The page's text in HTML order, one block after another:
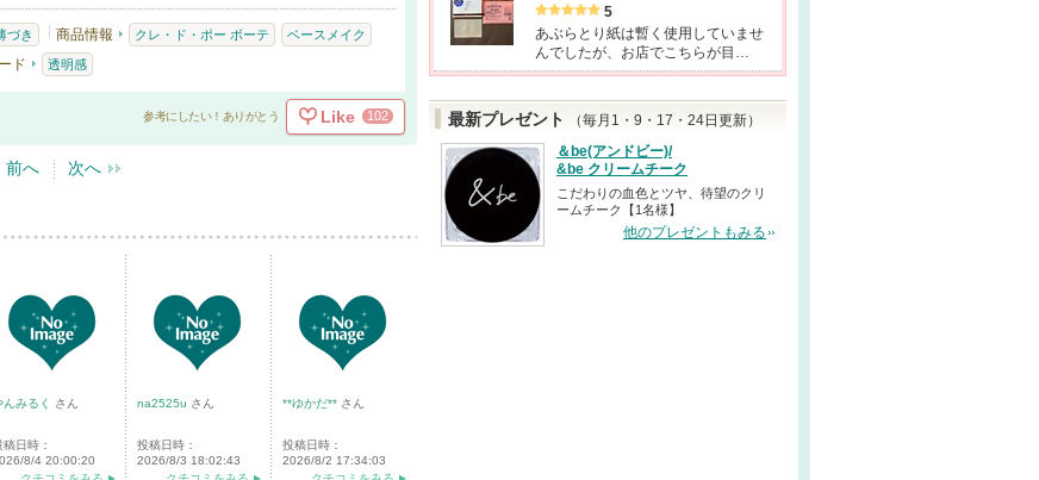
づき 商品情報 クレ・ド・ポー ボーテ ベースメイク
ド 透明感
参考にしたい！ありがとう Like 102
前へ 次へ
んみるく さん
稿日時：
8/4 20:00:20
na2525u さん
投稿日時：
2026/8/3 18:02:43
**ゆかだ** さん
投稿日時：
2026/8/2 17:34:03
5
あぶらとり紙は暫く使用していませ
んでしたが、お店でこちらが目…
最新プレゼント
（毎月1・9・17・24日更新）
＆be(アンドビー)/
&be クリームチーク
こだわりの血色とツヤ、待望のクリ
ームチーク【1名様】
他のプレゼントもみる